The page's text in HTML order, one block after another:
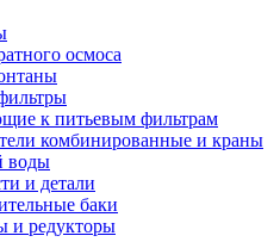
осмоса
к питьевым фильтрам
комбинированные и краны
воды
и детали
баки
и редукторы